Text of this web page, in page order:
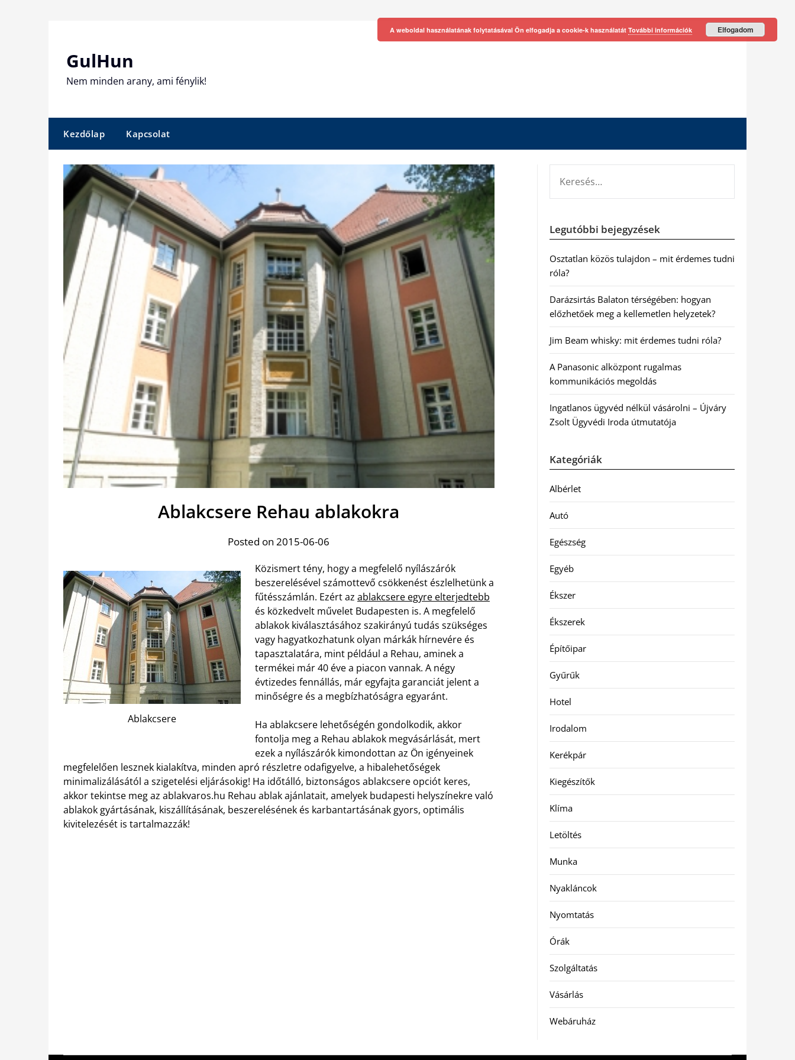
GulHun
Nem minden arany, ami fénylik!
Kezdőlap Kapcsolat
Ablakcsere Rehau ablakokra
Posted on 2015-06-06
Ablakcsere
Közismert tény, hogy a megfelelő nyílászárók
beszerelésével számottevő csökkenést észlelhetünk a
fűtésszámlán. Ezért az ablakcsere egyre elterjedtebb
és közkedvelt művelet Budapesten is. A megfelelő
ablakok kiválasztásához szakirányú tudás szükséges
vagy hagyatkozhatunk olyan márkák hírnevére és
tapasztalatára, mint például a Rehau, aminek a
termékei már 40 éve a piacon vannak. A négy
évtizedes fennállás, már egyfajta garanciát jelent a
minőségre és a megbízhatóságra egyaránt.
Ha ablakcsere lehetőségén gondolkodik, akkor
fontolja meg a Rehau ablakok megvásárlását, mert
ezek a nyílászárók kimondottan az Ön igényeinek
megfelelően lesznek kialakítva, minden apró részletre odafigyelve, a hibalehetőségek
minimalizálásától a szigetelési eljárásokig! Ha időtálló, biztonságos ablakcsere opciót keres,
akkor tekintse meg az ablakvaros.hu Rehau ablak ajánlatait, amelyek budapesti helyszínekre való
ablakok gyártásának, kiszállításának, beszerelésének és karbantartásának gyors, optimális
kivitelezését is tartalmazzák!
Legutóbbi bejegyzések
Osztatlan közös tulajdon – mit érdemes tudni
róla?
Darázsirtás Balaton térségében: hogyan
előzhetőek meg a kellemetlen helyzetek?
Jim Beam whisky: mit érdemes tudni róla?
A Panasonic alközpont rugalmas
kommunikációs megoldás
Ingatlanos ügyvéd nélkül vásárolni – Újváry
Zsolt Ügyvédi Iroda útmutatója
Kategóriák
Albérlet
Autó
Egészség
Egyéb
Ékszer
Ékszerek
Építőipar
Gyűrűk
Hotel
Irodalom
Kerékpár
Kiegészítők
Klíma
Letöltés
Munka
Nyakláncok
Nyomtatás
Órák
Szolgáltatás
Vásárlás
Webáruház
A weboldal használatának folytatásával Ön elfogadja a cookie-k használatát További információk Elfogadom